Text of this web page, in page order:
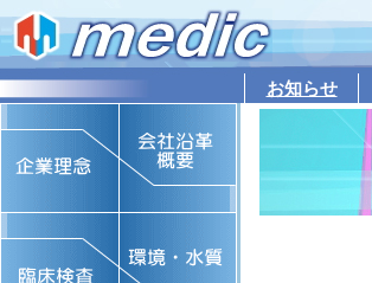
お知らせ